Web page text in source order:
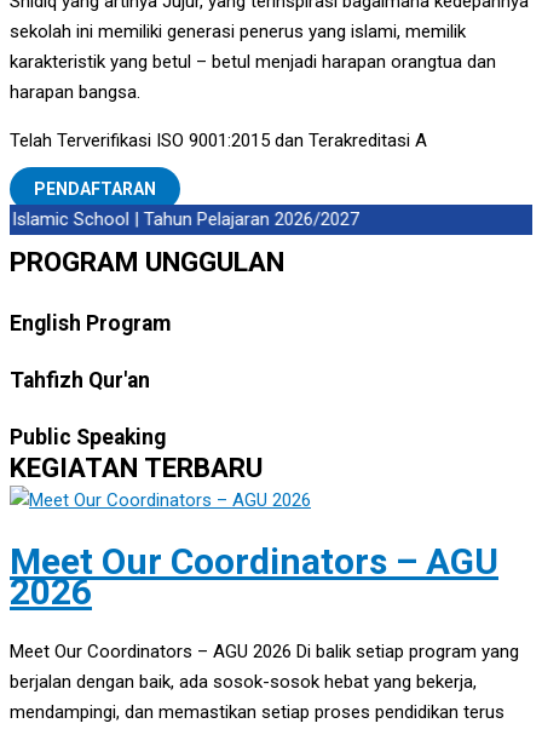
sekolah ini memiliki generasi penerus yang islami, memilik
karakteristik yang betul – betul menjadi harapan orangtua dan
harapan bangsa.
Telah Terverifikasi ISO 9001:2015 dan Terakreditasi A
PENDAFTARAN
School | Tahun Pelajaran 2026/2027
PROGRAM UNGGULAN
English Program
Tahfizh Qur'an
Public Speaking
KEGIATAN TERBARU
Meet Our Coordinators – AGU
2026
Meet Our Coordinators – AGU 2026 Di balik setiap program yang
berjalan dengan baik, ada sosok-sosok hebat yang bekerja,
mendampingi, dan memastikan setiap proses pendidikan terus